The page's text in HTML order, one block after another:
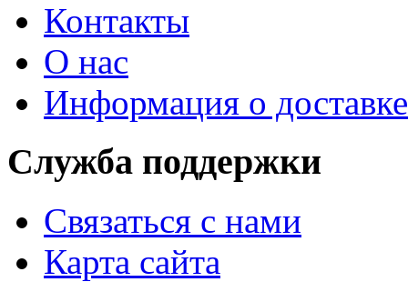
Контакты
О нас
Информация о доставке
Служба поддержки
Связаться с нами
Карта сайта